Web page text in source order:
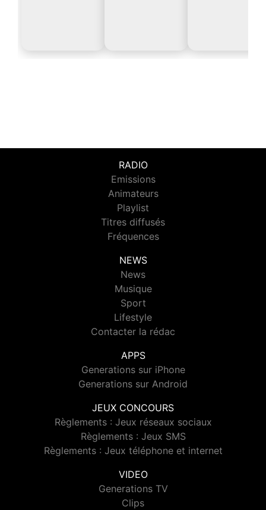
RADIO
Emissions
Animateurs
Playlist
Titres diffusés
Fréquences
NEWS
News
Musique
Sport
Lifestyle
Contacter la rédac
APPS
Generations sur iPhone
Generations sur Android
JEUX CONCOURS
Règlements : Jeux réseaux sociaux
Règlements : Jeux SMS
Règlements : Jeux téléphone et internet
VIDEO
Generations TV
Clips